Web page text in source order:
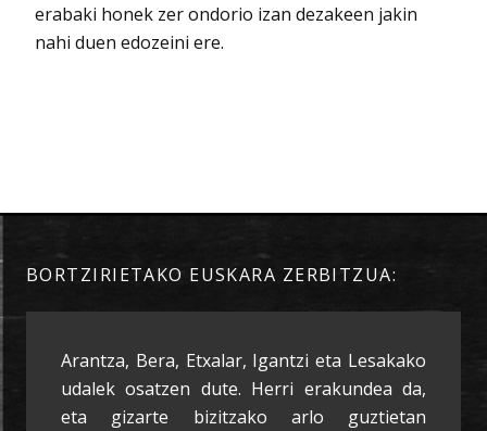
erabaki honek zer ondorio izan dezakeen jakin
nahi duen edozeini ere.
BORTZIRIETAKO EUSKARA ZERBITZUA:
Arantza, Bera, Etxalar, Igantzi eta Lesakako
udalek osatzen dute. Herri erakundea da,
eta gizarte bizitzako arlo guztietan